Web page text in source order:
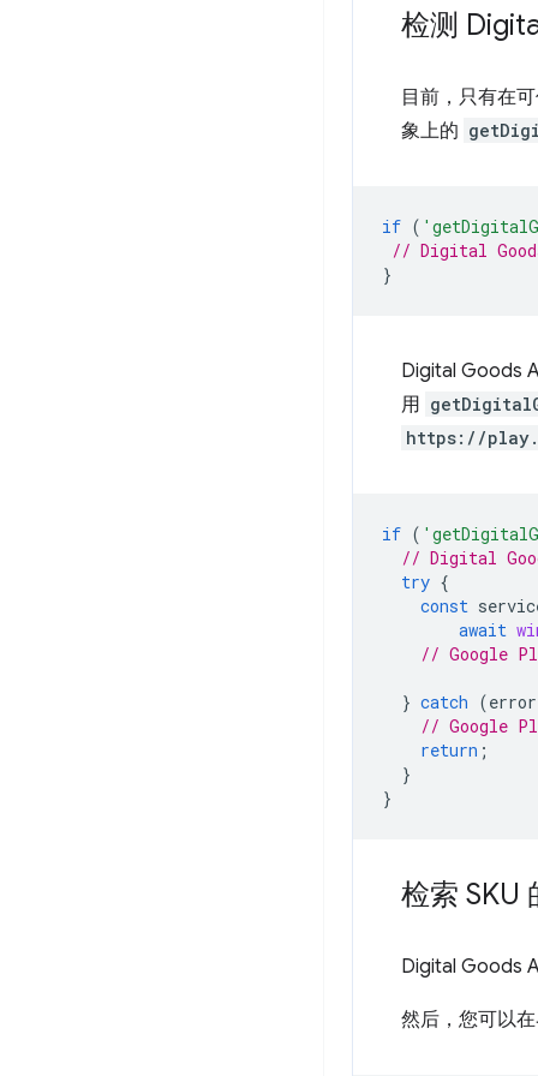
检测
目前，只有在
象上的
if (
// Digital
}
Digital Goods
用
https://
if (
// Digital
try {
const
await
// Google
} catch (error
// Google
return ;
}
}
检索 SKU
Digital Goods
然后，您可以